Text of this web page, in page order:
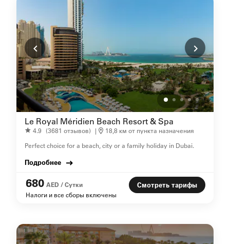
Le Royal Méridien Beach Resort & Spa
4.9 (3681 отзывов) |
18,8 км от пункта назначения
Perfect choice for a beach, city or a family holiday in Dubai.
Подробнее
680 AED / Сутки
Налоги и все сборы включены
Смотреть тарифы